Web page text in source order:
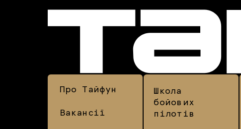
Про Тайфун
Вакансії
Школа
бойових
пілотів